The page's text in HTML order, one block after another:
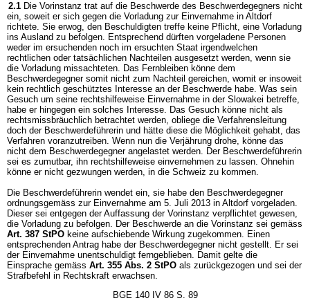
2.1 Die Vorinstanz trat auf die Beschwerde des Beschwerdegegners nicht
ein, soweit er sich gegen die Vorladung zur Einvernahme in Altdorf
richtete. Sie erwog, den Beschuldigten treffe keine Pflicht, eine Vorladung
ins Ausland zu befolgen. Entsprechend dürften vorgeladene Personen
weder im ersuchenden noch im ersuchten Staat irgendwelchen
rechtlichen oder tatsächlichen Nachteilen ausgesetzt werden, wenn sie
die Vorladung missachteten. Das Fernbleiben könne dem
Beschwerdegegner somit nicht zum Nachteil gereichen, womit er insoweit
kein rechtlich geschütztes Interesse an der Beschwerde habe. Was sein
Gesuch um seine rechtshilfeweise Einvernahme in der Slowakei betreffe,
habe er hingegen ein solches Interesse. Das Gesuch könne nicht als
rechtsmissbräuchlich betrachtet werden, obliege die Verfahrensleitung
doch der Beschwerdeführerin und hätte diese die Möglichkeit gehabt, das
Verfahren voranzutreiben. Wenn nun die Verjährung drohe, könne das
nicht dem Beschwerdegegner angelastet werden. Der Beschwerdeführerin
sei es zumutbar, ihn rechtshilfeweise einvernehmen zu lassen. Ohnehin
könne er nicht gezwungen werden, in die Schweiz zu kommen.
Die Beschwerdeführerin wendet ein, sie habe den Beschwerdegegner
ordnungsgemäss zur Einvernahme am 5. Juli 2013 in Altdorf vorgeladen.
Dieser sei entgegen der Auffassung der Vorinstanz verpflichtet gewesen,
die Vorladung zu befolgen. Der Beschwerde an die Vorinstanz sei gemäss
Art. 387 StPO keine aufschiebende Wirkung zugekommen. Einen
entsprechenden Antrag habe der Beschwerdegegner nicht gestellt. Er sei
der Einvernahme unentschuldigt ferngeblieben. Damit gelte die
Einsprache gemäss Art. 355 Abs. 2 StPO als zurückgezogen und sei der
Strafbefehl in Rechtskraft erwachsen.
BGE 140 IV 86 S. 89